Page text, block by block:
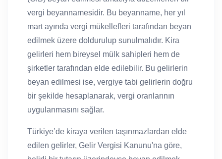
vergi beyannamesidir. Bu beyanname, her yıl
mart ayında vergi mükellefleri tarafından beyan
edilmek üzere doldurulup sunulmalıdır. Kira
gelirleri hem bireysel mülk sahipleri hem de
şirketler tarafından elde edilebilir. Bu gelirlerin
beyan edilmesi ise, vergiye tabi gelirlerin doğru
bir şekilde hesaplanarak, vergi oranlarının
uygulanmasını sağlar.
Türkiye’de kiraya verilen taşınmazlardan elde
edilen gelirler, Gelir Vergisi Kanunu'na göre,